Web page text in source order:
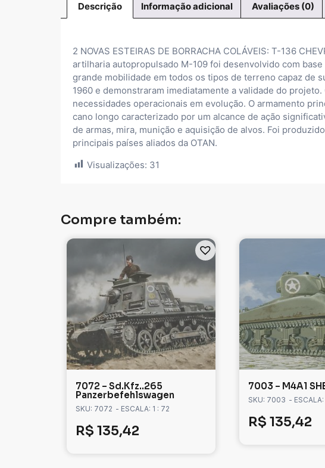
Descrição Informação adicional Avaliações (0)
2 NOVAS ESTEIRAS DE BORRACHA COLÁVEIS: T-136
artilharia autopropulsado M-109 foi desenvolvido com
grande mobilidade em todos os tipos de terreno capaz de
1960 e demonstraram imediatamente a validade do
necessidades operacionais em evolução. O armamento
cano longo caracterizado por um alcance de ação
de armas, mira, munição e aquisição de alvos. Foi
principais países aliados da OTAN.
Visualizações: 31
Compre também:
7072 – Sd.Kfz..265
Panzerbefehlswagen
SKU: 7072 - ESCALA: 1 : 72
R$ 135,42
7003 – M4A1
SKU: 7003 - ESCALA:
R$ 135,42